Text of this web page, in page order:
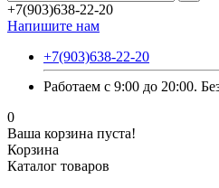
+7(903)638-22-20
Напишите нам
+7(903)638-22-20
Работаем с 9:00 до 20:00.
0
Ваша корзина пуста!
Корзина
Каталог товаров